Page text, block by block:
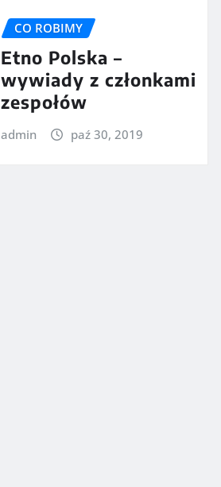
CO ROBIMY
Etno Polska –
wywiady z członkami
zespołów
admin paź 30, 2019